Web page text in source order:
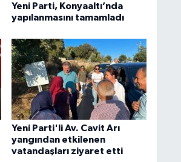
Yeni Parti, Konyaaltı’nda
yapılanmasını tamamladı
Yeni Parti'li Av. Cavit Arı
yangından etkilenen
vatandaşları ziyaret etti